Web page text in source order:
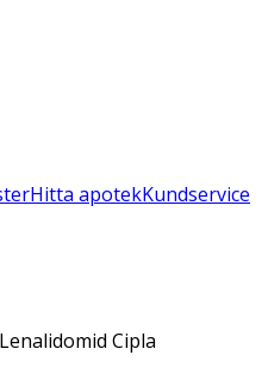
Hitta apotekKundservice
Lenalidomid Cipla